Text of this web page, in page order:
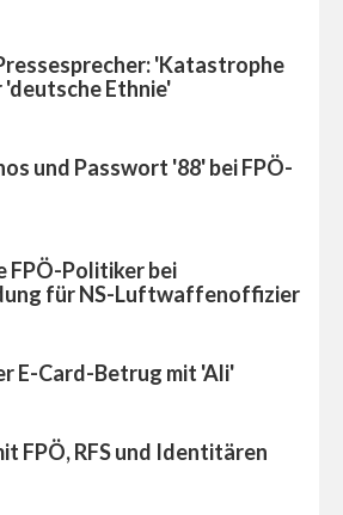
'Katastrophe
Ethnie'
und Passwort '88' bei FPÖ-
FPÖ-Politiker bei
für NS-Luftwaffenoffizier
E-Card-Betrug mit 'Ali'
FPÖ, RFS und Identitären